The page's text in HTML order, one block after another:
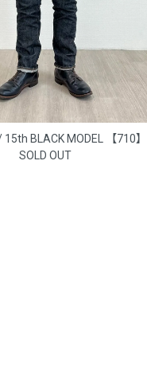
15th BLACK MODEL 【710】
SOLD OUT